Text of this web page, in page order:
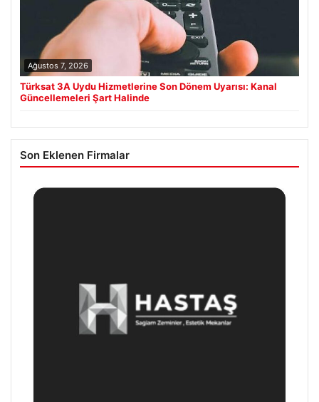
Ağustos 7, 2026
Türksat 3A Uydu Hizmetlerine Son Dönem Uyarısı: Kanal
Güncellemeleri Şart Halinde
Son Eklenen Firmalar